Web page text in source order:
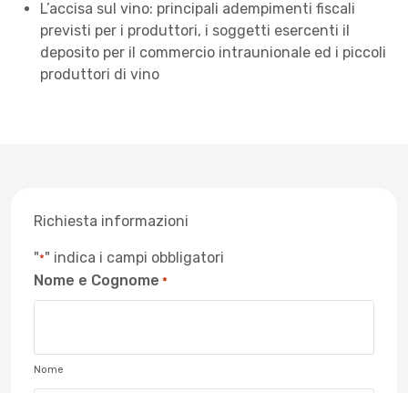
L’accisa sul vino: principali adempimenti fiscali
previsti per i produttori, i soggetti esercenti il
deposito per il commercio intraunionale ed i piccoli
produttori di vino
Richiesta informazioni
"*" indica i campi obbligatori
Nome e Cognome *
Nome